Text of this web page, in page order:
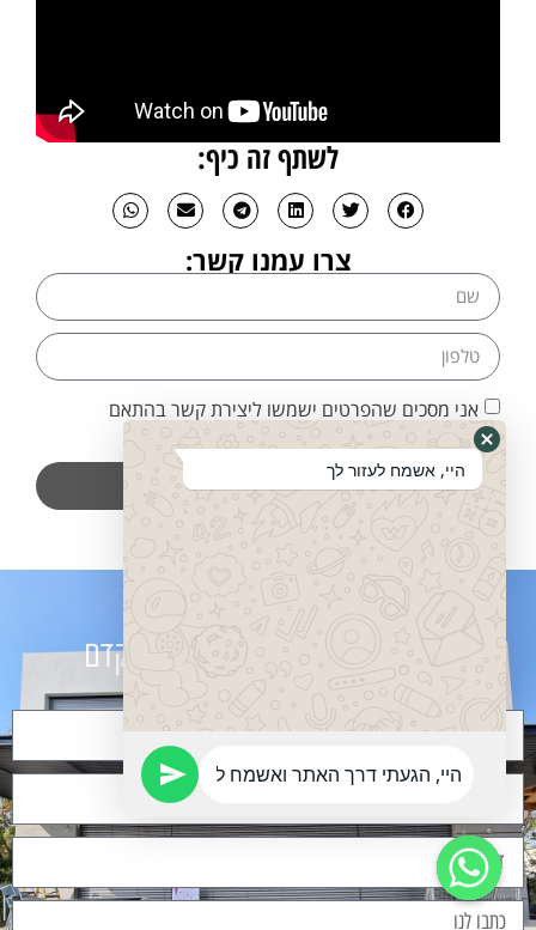
לשתף זה כיף:
צרו עמנו קשר:
אני מסכים שהפרטים ישמשו ליצירת קשר בהתאם
למדיניות פרטיות
שלח
ונחזור אליכם בהקדם
היי, אשמח לעזור לך